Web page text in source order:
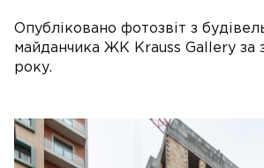
Опубліковано фотозвіт з
майданчика ЖК Krauss Gallery за
року.